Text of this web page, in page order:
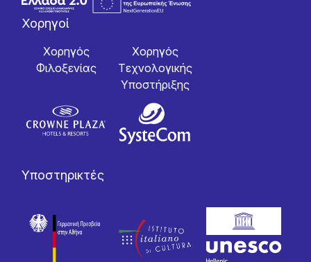
Χορηγοί
Χορηγός
Φιλοξενίας
Χορηγός
Tεχνολογικής
Yποστήριξης
Υποστηρικτές